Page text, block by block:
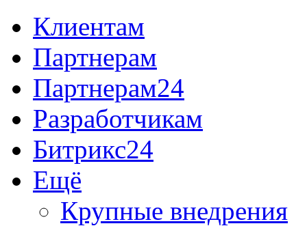
Клиентам
Партнерам
Партнерам24
Разработчикам
Битрикс24
Ещё
Крупные внедрения